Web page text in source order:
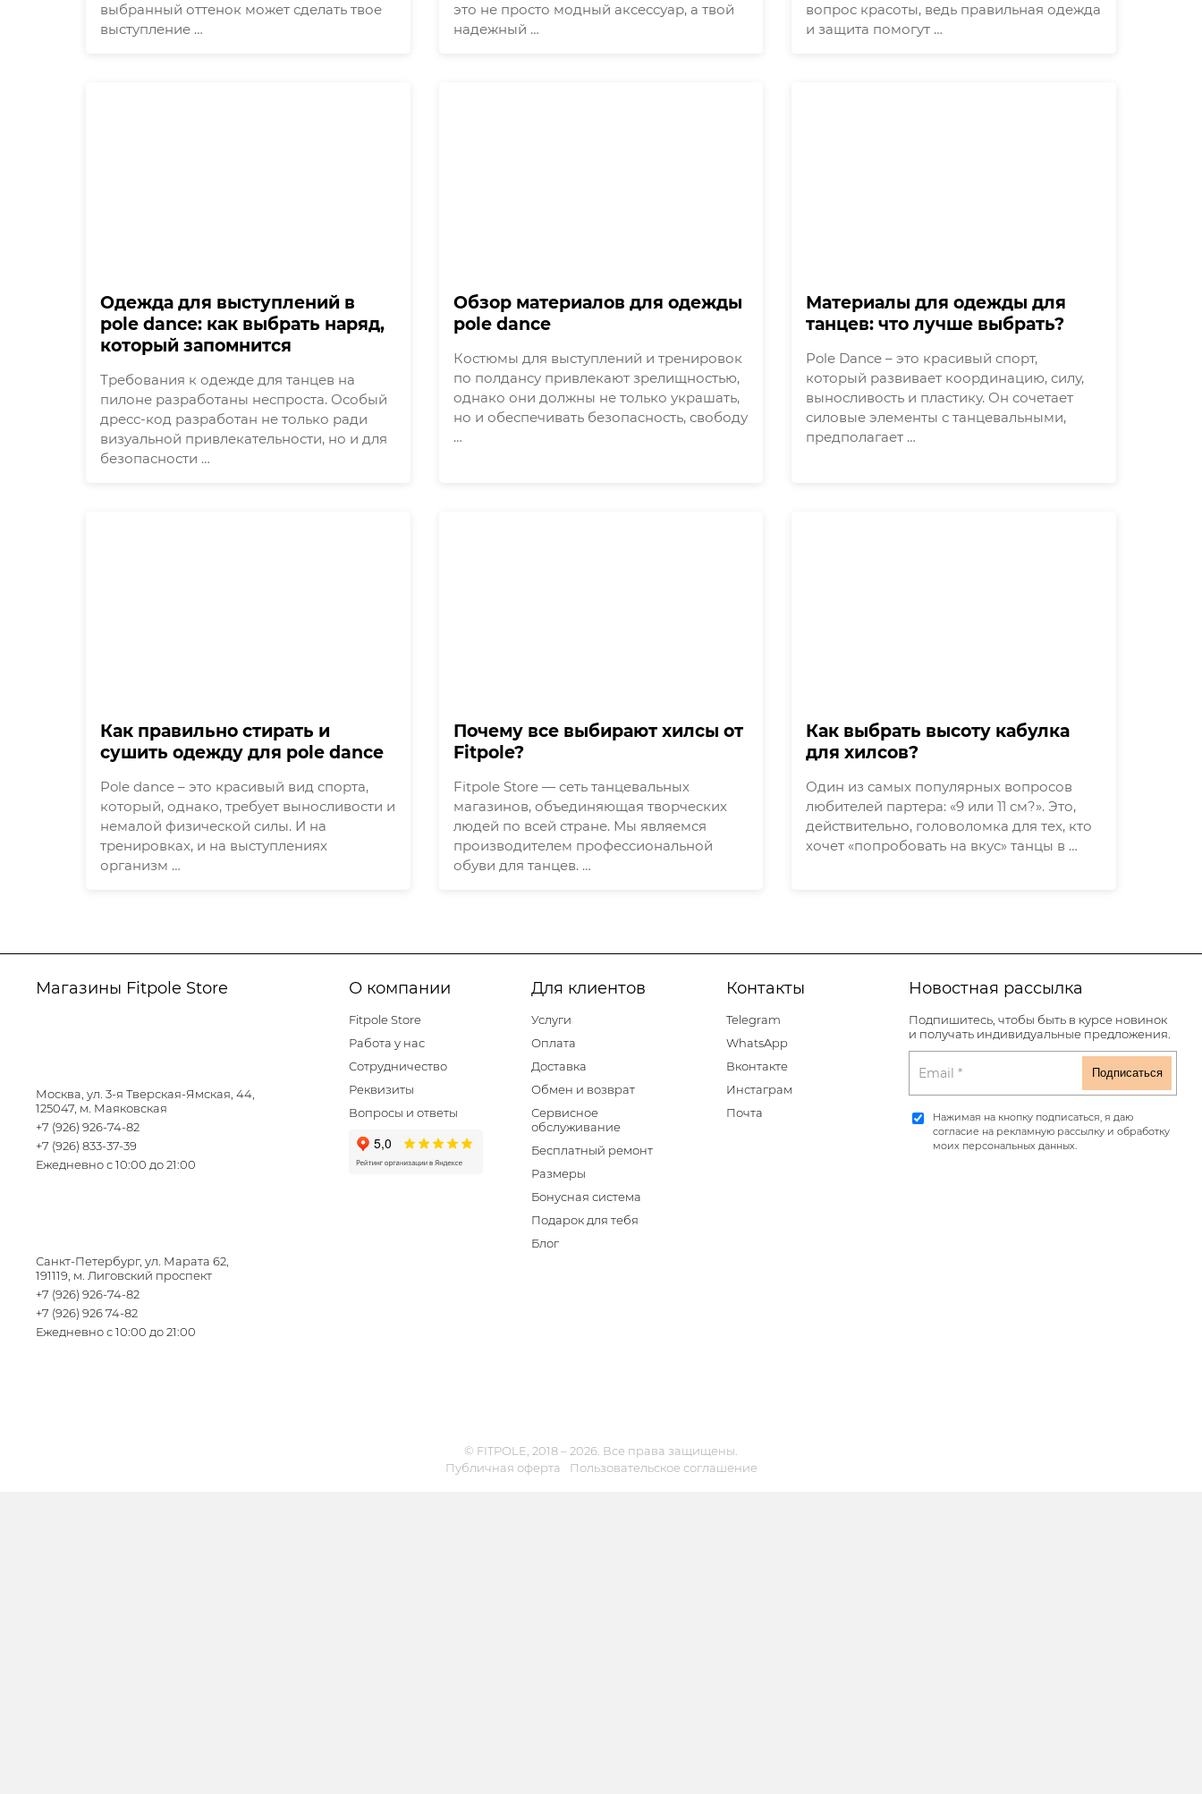
выбранный оттенок может сделать твое
выступление …
это не просто модный аксессуар, а твой
надежный …
вопрос красоты, ведь правильная одежда
и защита помогут …
Одежда для выступлений в
pole dance: как выбрать наряд,
который запомнится
Требования к одежде для танцев на
пилоне разработаны неспроста. Особый
дресс-код разработан не только ради
визуальной привлекательности, но и для
безопасности …
Обзор материалов для одежды
pole dance
Костюмы для выступлений и тренировок
по полдансу привлекают зрелищностью,
однако они должны не только украшать,
но и обеспечивать безопасность, свободу
…
Материалы для одежды для
танцев: что лучше выбрать?
Pole Dance – это красивый спорт,
который развивает координацию, силу,
выносливость и пластику. Он сочетает
силовые элементы с танцевальными,
предполагает …
Как правильно стирать и
сушить одежду для pole dance
Pole dance – это красивый вид спорта,
который, однако, требует выносливости и
немалой физической силы. И на
тренировках, и на выступлениях
организм …
Почему все выбирают хилсы от
Fitpole?
Fitpole Store — сеть танцевальных
магазинов, объединяющая творческих
людей по всей стране. Мы являемся
производителем профессиональной
обуви для танцев. …
Как выбрать высоту кабулка
для хилсов?
Один из самых популярных вопросов
любителей партера: «9 или 11 см?». Это,
действительно, головоломка для тех, кто
хочет «попробовать на вкус» танцы в …
Магазины Fitpole Store
Москва, ул. 3-я Тверская-Ямская, 44,
125047, м. Маяковская
+7 (926) 926-74-82
+7 (926) 833-37-39
Ежедневно с 10:00 до 21:00
Санкт-Петербург, ул. Марата 62,
191119, м. Лиговский проспект
+7 (926) 926-74-82
+7 (926) 926 74-82
Ежедневно с 10:00 до 21:00
О компании
Fitpole Store
Работа у нас
Сотрудничество
Реквизиты
Вопросы и ответы
Для клиентов
Услуги
Оплата
Доставка
Обмен и возврат
Сервисное
обслуживание
Бесплатный ремонт
Размеры
Бонусная система
Подарок для тебя
Блог
Контакты
Telegram
WhatsApp
Вконтакте
Инстаграм
Почта
Новостная рассылка
Подпишитесь, чтобы быть в курсе новинок
и получать индивидуальные предложения.
Нажимая на кнопку подписаться, я даю
согласие на рекламную рассылку и обработку
моих персональных данных.
© FITPOLE, 2018 – 2026. Все права защищены.
Публичная оферта
Пользовательское соглашение